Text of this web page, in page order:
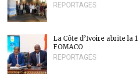
REPORTAGES
La Côte d’Ivoire abrite la
FOMACO
REPORTAGES